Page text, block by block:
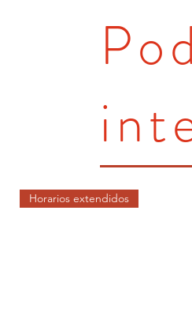
Horarios extendidos